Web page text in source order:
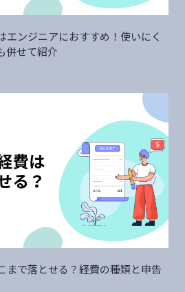
エンジニアにおすすめ！使いにく
併せて紹介
まで落とせる？経費の種類と申告